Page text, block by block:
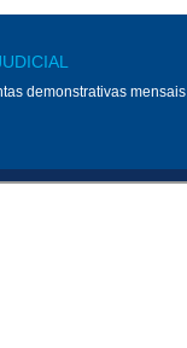
demonstrativas mensais